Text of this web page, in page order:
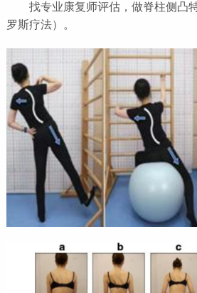
找专业康复师评估，做脊柱侧凸
罗斯疗法）。